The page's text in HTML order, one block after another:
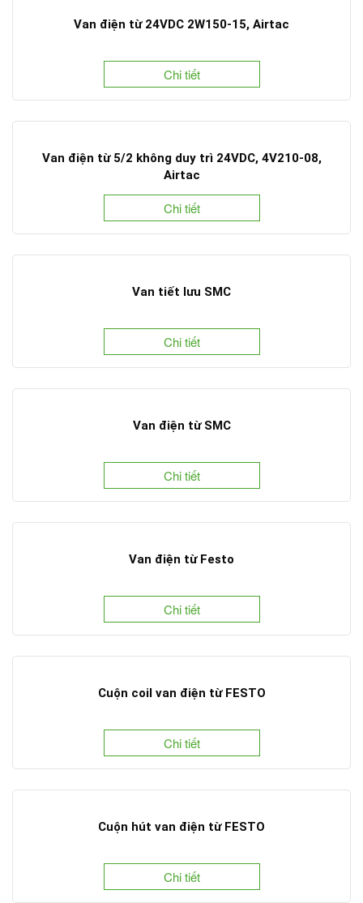
Van điện từ 24VDC 2W150-15, Airtac
Chi tiết
Van điện từ 5/2 không duy trì 24VDC, 4V210-08,
Airtac
Chi tiết
Van tiết lưu SMC
Chi tiết
Van điện từ SMC
Chi tiết
Van điện từ Festo
Chi tiết
Cuộn coil van điện từ FESTO
Chi tiết
Cuộn hút van điện từ FESTO
Chi tiết